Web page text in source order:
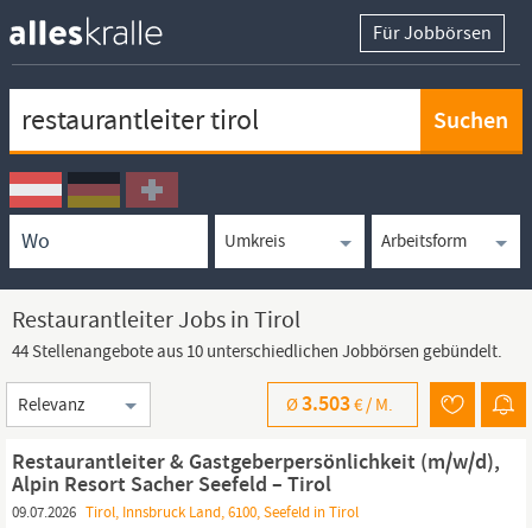
Für Jobbörsen
Ortssuche
Umkreissuche
Arbeitsform
Restaurantleiter Jobs in Tirol
44 Stellenangebote aus 10 unterschiedlichen Jobbörsen gebündelt.
Sortierung
Ø3.503€ / M.
Restaurantleiter & Gastgeberpersönlichkeit (m/w/d),
Alpin Resort Sacher Seefeld – Tirol
09.07.2026 Tirol, Innsbruck Land, 6100, Seefeld in Tirol